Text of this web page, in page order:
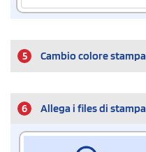
5 Cambio colore stampa
6 Allega i files di stampa